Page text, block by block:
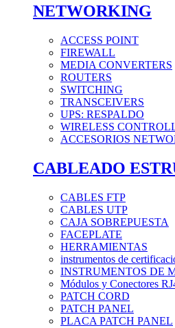
NETWORKING
ACCESS POINT
FIREWALL
MEDIA CONVERTERS
ROUTERS
SWITCHING
TRANSCEIVERS
UPS: RESPALDO
WIRELESS
ACCESORIOS
CABLEADO
CABLES FTP
CABLES UTP
CAJA SOBREPUESTA
FACEPLATE
HERRAMIENTAS
instrumentos de
INSTRUMENTOS DE
Módulos y Conectores
PATCH CORD
PATCH PANEL
PLACA PATCH PANEL